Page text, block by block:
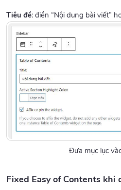
Tiêu đề: điền “Nội dung bài viết”
Đưa mục lục
Fixed Easy of Contents khi